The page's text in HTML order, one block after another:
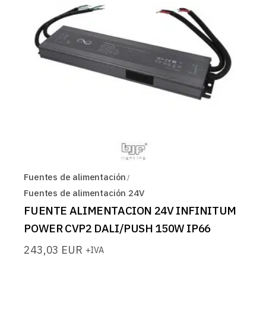
Fuentes de alimentación
Fuentes de alimentación 24V
FUENTE ALIMENTACION 24V INFINITUM
POWER CVP2 DALI/PUSH 150W IP66
243,03 EUR +IVA